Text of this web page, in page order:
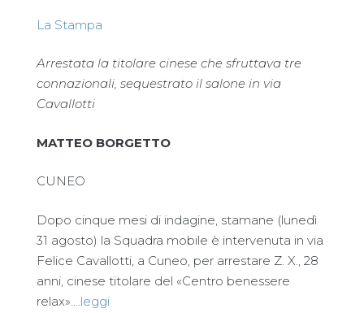
La Stampa
Arrestata la titolare cinese che sfruttava tre
connazionali, sequestrato il salone in via
Cavallotti
MATTEO BORGETTO
CUNEO
Dopo cinque mesi di indagine, stamane (lunedì
31 agosto) la Squadra mobile è intervenuta in via
Felice Cavallotti, a Cuneo, per arrestare Z. X., 28
anni, cinese titolare del «Centro benessere
relax»…. leggi